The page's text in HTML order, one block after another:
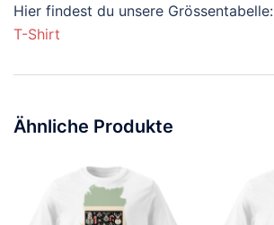
Hier findest du unsere Grössentabelle:
T-Shirt
Ähnliche Produkte